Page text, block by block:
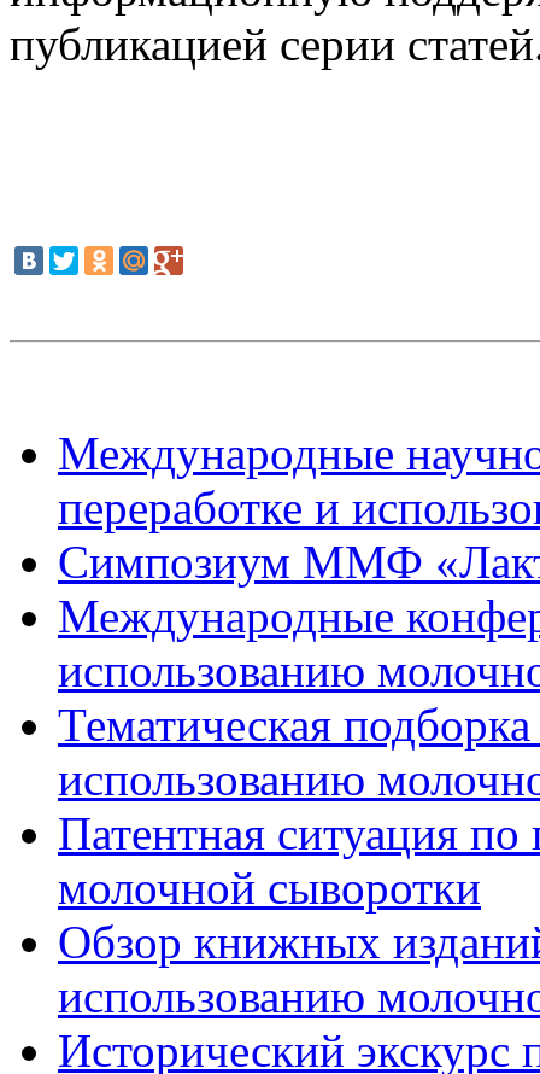
публикацией серии
Международные
переработке и
Симпозиум ММФ
Международные
использованию
Тематическая
использованию
Патентная ситуация
молочной сыворотки
Обзор книжных
использованию
Исторический экскурс